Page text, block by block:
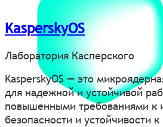
KasperskyOS
Лаборатория Касперского
KasperskyOS — это
для надежной и устойчивой
повышенными требованиями к
безопасности и устойчивости